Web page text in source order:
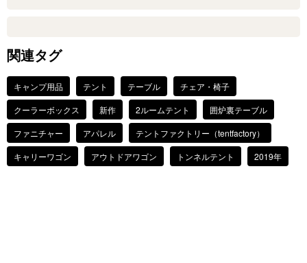
関連タグ
キャンプ用品 テント テーブル
チェア・椅子
クーラーボックス
新作 2ルームテント
囲炉裏テーブル
ファニチャー
アパレル
テントファクトリー（tentfactory）
キャリーワゴン
アウトドアワゴン トンネルテント 2019年